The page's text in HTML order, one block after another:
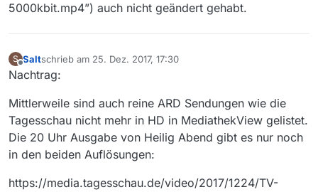
5000kbit.mp4”) auch nicht geändert gehabt.
S
Offline
Saltschrieb am 25. Dez. 2017, 17:30
zuletzt editiert von
Nachtrag:
Mittlerweile sind auch reine ARD Sendungen wie die
Tagesschau nicht mehr in HD in MediathekView gelistet.
Die 20 Uhr Ausgabe von Heilig Abend gibt es nur noch
in den beiden Auflösungen:
https://media.tagesschau.de/video/2017/1224/TV-